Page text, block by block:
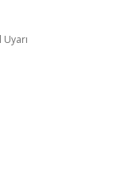
Uyarı